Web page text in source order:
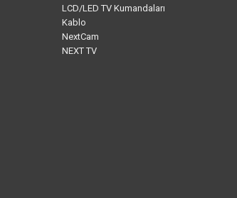
LCD/LED TV Kumandaları
Kablo
NextCam
NEXT TV